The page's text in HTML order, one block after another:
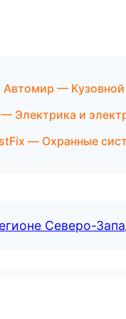
Автомир —
Электрика и
— Охранные
Северо-